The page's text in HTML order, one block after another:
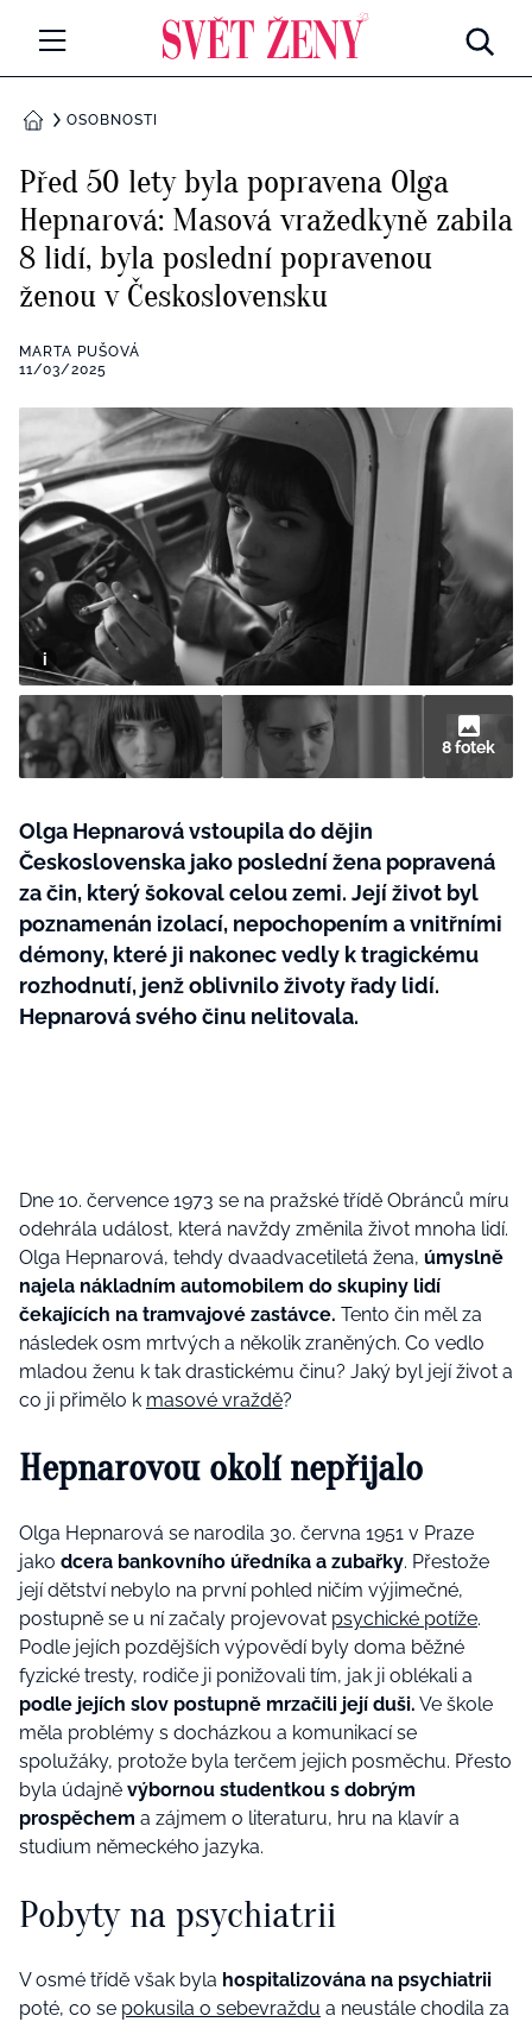
Všechny kategorie
Rozhovory
RETROHUBKY
PSYCHOLOGIE
Seberozvoj
ZDRAVÍ
Životní styl
ZÁBAVA
Všechny kategorie
Testy a kvízy
BYDLENÍ
Všechny kategorie
Tvoření
Rady a tipy
BurdaMedia
Extra
SVĚT ŽENY - 599 KČ
ROČNÍ PŘEDPLATNÉ SVĚT ŽENY +
SADA PRODUKTŮ MANA (10 ks)
DOMŮOSOBNOSTI
Před 50 lety byla popravena Olga
Hepnarová: Masová vražedkyně zabila
8 lidí, byla poslední popravenou
ženou v Československu
MARTA PUŠOVÁ
11/03/2025
8 fotek
Olga Hepnarová vstoupila do dějin
Československa jako poslední žena popravená
za čin, který šokoval celou zemi. Její život byl
poznamenán izolací, nepochopením a vnitřními
démony, které ji nakonec vedly k tragickému
rozhodnutí, jenž oblivnilo životy řady lidí.
Hepnarová svého činu nelitovala.
Dne 10. července 1973 se na pražské třídě Obránců míru
odehrála událost, která navždy změnila život mnoha lidí.
Olga Hepnarová, tehdy dvaadvacetiletá žena, úmyslně
najela nákladním automobilem do skupiny lidí
čekajících na tramvajové zastávce. Tento čin měl za
následek osm mrtvých a několik zraněných. Co vedlo
mladou ženu k tak drastickému činu? Jaký byl její život a
co ji přimělo k masové vraždě?
Hepnarovou okolí nepřijalo
Olga Hepnarová se narodila 30. června 1951 v Praze
jako dcera bankovního úředníka a zubařky. Přestože
její dětství nebylo na první pohled ničím výjimečné,
postupně se u ní začaly projevovat psychické potíže.
Podle jejích pozdějších výpovědí byly doma běžné
fyzické tresty, rodiče ji ponižovali tím, jak ji oblékali a
podle jejích slov postupně mrzačili její duši. Ve škole
měla problémy s docházkou a komunikací se
spolužáky, protože byla terčem jejich posměchu. Přesto
byla údajně výbornou studentkou s dobrým
prospěchem a zájmem o literaturu, hru na klavír a
studium německého jazyka.
Pobyty na psychiatrii
V osmé třídě však byla hospitalizována na psychiatrii
poté, co se pokusila o sebevraždu a neustále chodila za